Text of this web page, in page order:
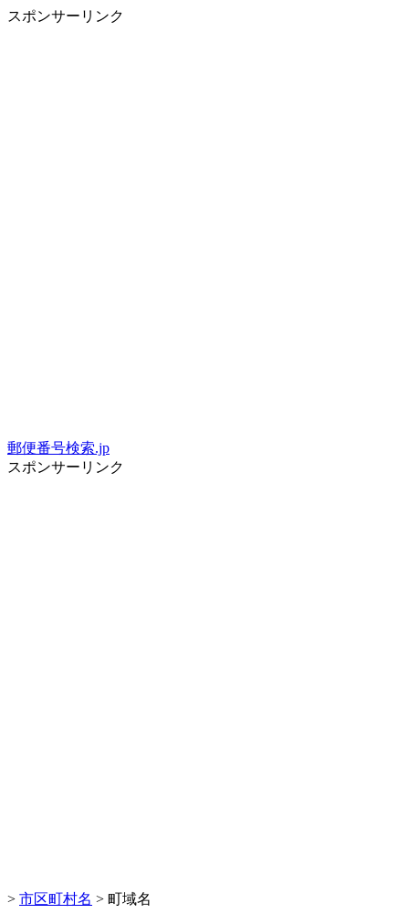
スポンサーリンク
郵便番号検索.jp
スポンサーリンク
> 市区町村名 > 町域名